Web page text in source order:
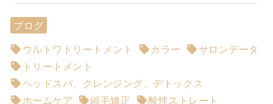
ブログ
ウルトワトリートメント
カラー
サロンデータ
トリートメント
ヘッドスパ、クレンジング、デトックス
ホームケア
縮毛矯正
酸性ストレート